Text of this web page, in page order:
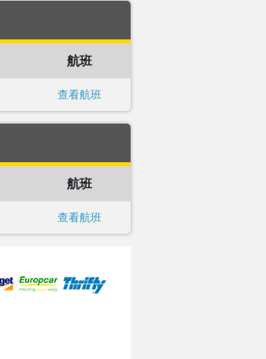
航班
查看航班
航班
查看航班